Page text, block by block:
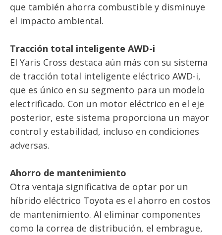
que también ahorra combustible y disminuye
el impacto ambiental.
Tracción total inteligente AWD-i
El Yaris Cross destaca aún más con su sistema
de tracción total inteligente eléctrico AWD-i,
que es único en su segmento para un modelo
electrificado. Con un motor eléctrico en el eje
posterior, este sistema proporciona un mayor
control y estabilidad, incluso en condiciones
adversas.
Ahorro de mantenimiento
Otra ventaja significativa de optar por un
híbrido eléctrico Toyota es el ahorro en costos
de mantenimiento. Al eliminar componentes
como la correa de distribución, el embrague,